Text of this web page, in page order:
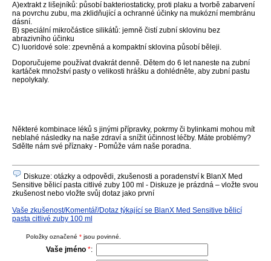
A)extrakt z lišejníků: působí bakteriostaticky, proti plaku a tvorbě zabarvení
na povrchu zubu, ma zklidňující a ochranné účinky na mukózní membránu
dásní.
B) speciální mikročástice silikátů: jemně čistí zubní sklovinu bez
abrazivního účinku
C) luoridové sole: zpevněná a kompaktní sklovina působí běleji.
Doporučujeme používat dvakrát denně. Dětem do 6 let naneste na zubní
kartáček množství pasty o velikosti hrášku a dohlédněte, aby zubní pastu
nepolykaly.
Některé kombinace léků s jinými přípravky, pokrmy či bylinkami mohou mít
neblahé následky na naše zdraví a snížit účinnost léčby. Máte problémy?
Sdělte nám své příznaky - Pomůže vám naše poradna.
Diskuze: otázky a odpovědi, zkušenosti a poradenství k BlanX Med
Sensitive bělicí pasta citlivé zuby 100 ml - Diskuze je prázdná – vložte svou
zkušenost nebo vložte svůj dotaz jako první
Vaše zkušenost/Komentář/Dotaz týkající se BlanX Med Sensitive bělicí
pasta citlivé zuby 100 ml
Položky označené * jsou povinné.
Vaše jméno *: